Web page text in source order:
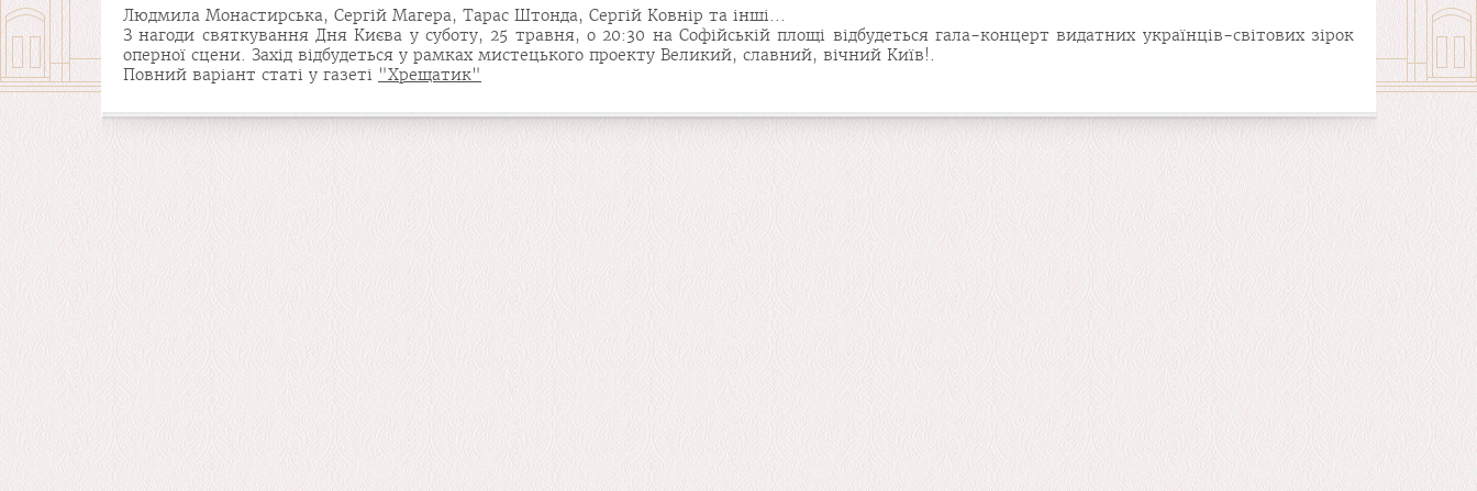
Людмила Монастирська, Сергій Магера, Тарас Штонда, Сергій Ковнір та інші...
З нагоди святкування Дня Києва у суботу, 25 травня, о 20:30 на Софійській площі відбудеться гала-концерт видатних українців-світових зірок
оперної сцени. Захід відбудеться у рамках мистецького проекту Великий, славний, вічний Київ!.
Повний варіант статі у газеті "Хрещатик"